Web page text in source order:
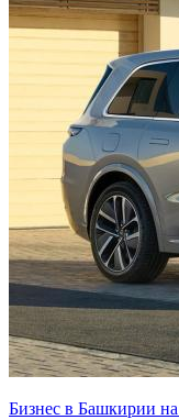
Бизнес в Башкирии на